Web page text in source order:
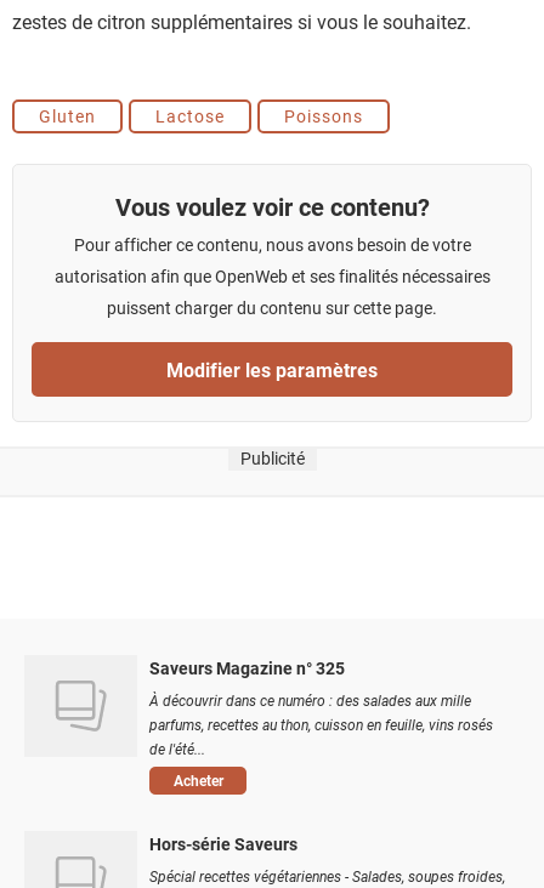
zestes de citron supplémentaires si vous le souhaitez.
Gluten Lactose Poissons
Vous voulez voir ce contenu?
Pour afficher ce contenu, nous avons besoin de votre
autorisation afin que OpenWeb et ses finalités nécessaires
puissent charger du contenu sur cette page.
Modifier les paramètres
Publicité
Saveurs Magazine n° 325
À découvrir dans ce numéro : des salades aux mille
parfums, recettes au thon, cuisson en feuille, vins rosés
de l'été...
Acheter
Hors-série Saveurs
Spécial recettes végétariennes - Salades, soupes froides,